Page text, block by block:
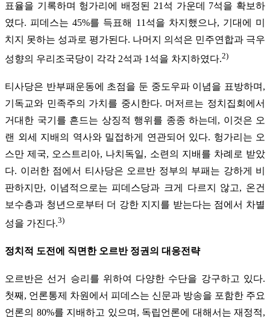
표율을 기록하며 헝가리에 배정된 21석 가운데 7석을 확보하
였다. 피데스는 45%를 득표해 11석을 차지했으나, 기대에 미
치지 못하는 성과로 평가된다. 나머지 의석은 민주연합과 극우
성향의 우리조국당이 각각 2석과 1석을 차지하였다.2)
티사당은 반부패운동에 초점을 둔 중도우파 이념을 표방하며,
기독교와 민족주의 가치를 중시한다. 머저르는 정치집회에서
거대한 국기를 흔드는 상징적 행위를 종종 하는데, 이것은 오
랜 외세 지배의 역사와 밀접하게 연관되어 있다. 헝가리는 오
스만 제국, 오스트리아, 나치독일, 소련의 지배를 차례로 받았
다. 이러한 점에서 티사당은 오르반 정부의 부패는 강하게 비
판하지만, 이념적으로는 피데스당과 크게 다르지 않고, 온건
보수층과 청년으로부터 더 강한 지지를 받는다는 점에서 차별
성을 가진다.3)
정치적 도전에 직면한 오르반 정권의 대응전략
오르반은 선거 승리를 위하여 다양한 수단을 강구하고 있다.
첫째, 언론통제 차원에서 피데스는 신문과 방송을 포함한 주요
언론의 80%를 지배하고 있으며, 독립언론에 대해서는 재정적,